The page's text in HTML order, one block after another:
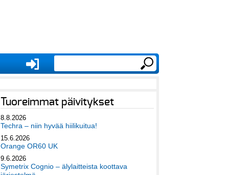
Tuoreimmat päivitykset
8.8.2026
Techra – niin hyvää hiilikuitua!
15.6.2026
Orange OR60 UK
9.6.2026
Symetrix Cognio – älylaitteista koottava